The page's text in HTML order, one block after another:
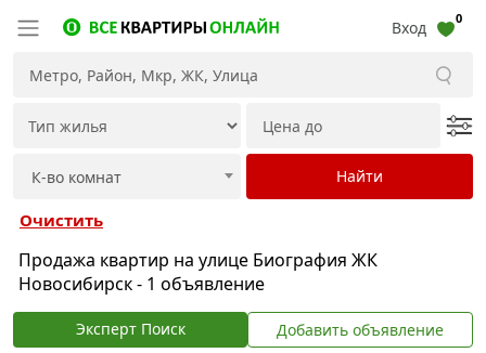
Вход 0
Очистить
Продажа квартир на улице Биография ЖК
Новосибирск - 1 объявление
Эксперт Поиск Добавить объявление